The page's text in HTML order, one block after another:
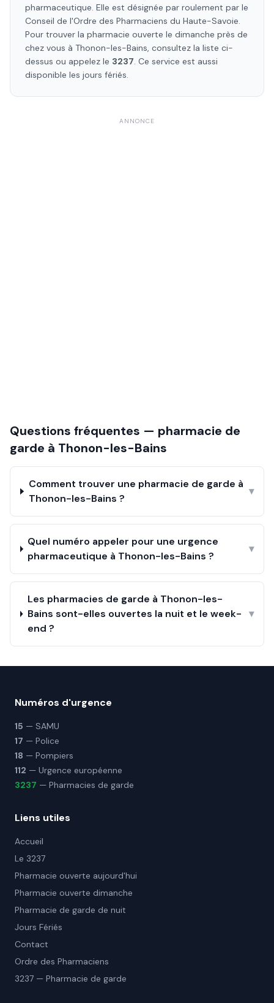
pharmaceutique. Elle est désignée par roulement par le
Conseil de l'Ordre des Pharmaciens du Haute-Savoie.
Pour trouver la pharmacie ouverte le dimanche près de
chez vous à Thonon-les-Bains, consultez la liste ci-
dessus ou appelez le 3237. Ce service est aussi
disponible les jours fériés.
ANNONCE
Questions fréquentes — pharmacie de
garde à Thonon-les-Bains
Comment trouver une pharmacie de garde à
Thonon-les-Bains ?
▾
Quel numéro appeler pour une urgence
pharmaceutique à Thonon-les-Bains ?
▾
Les pharmacies de garde à Thonon-les-
Bains sont-elles ouvertes la nuit et le week-
end ?
▾
Numéros d'urgence
15 — SAMU
17 — Police
18 — Pompiers
112 — Urgence européenne
3237 — Pharmacies de garde
Liens utiles
Accueil
Le 3237
Pharmacie ouverte aujourd'hui
Pharmacie ouverte dimanche
Pharmacie de garde de nuit
Jours Fériés
Contact
Ordre des Pharmaciens
3237 — Pharmacie de garde